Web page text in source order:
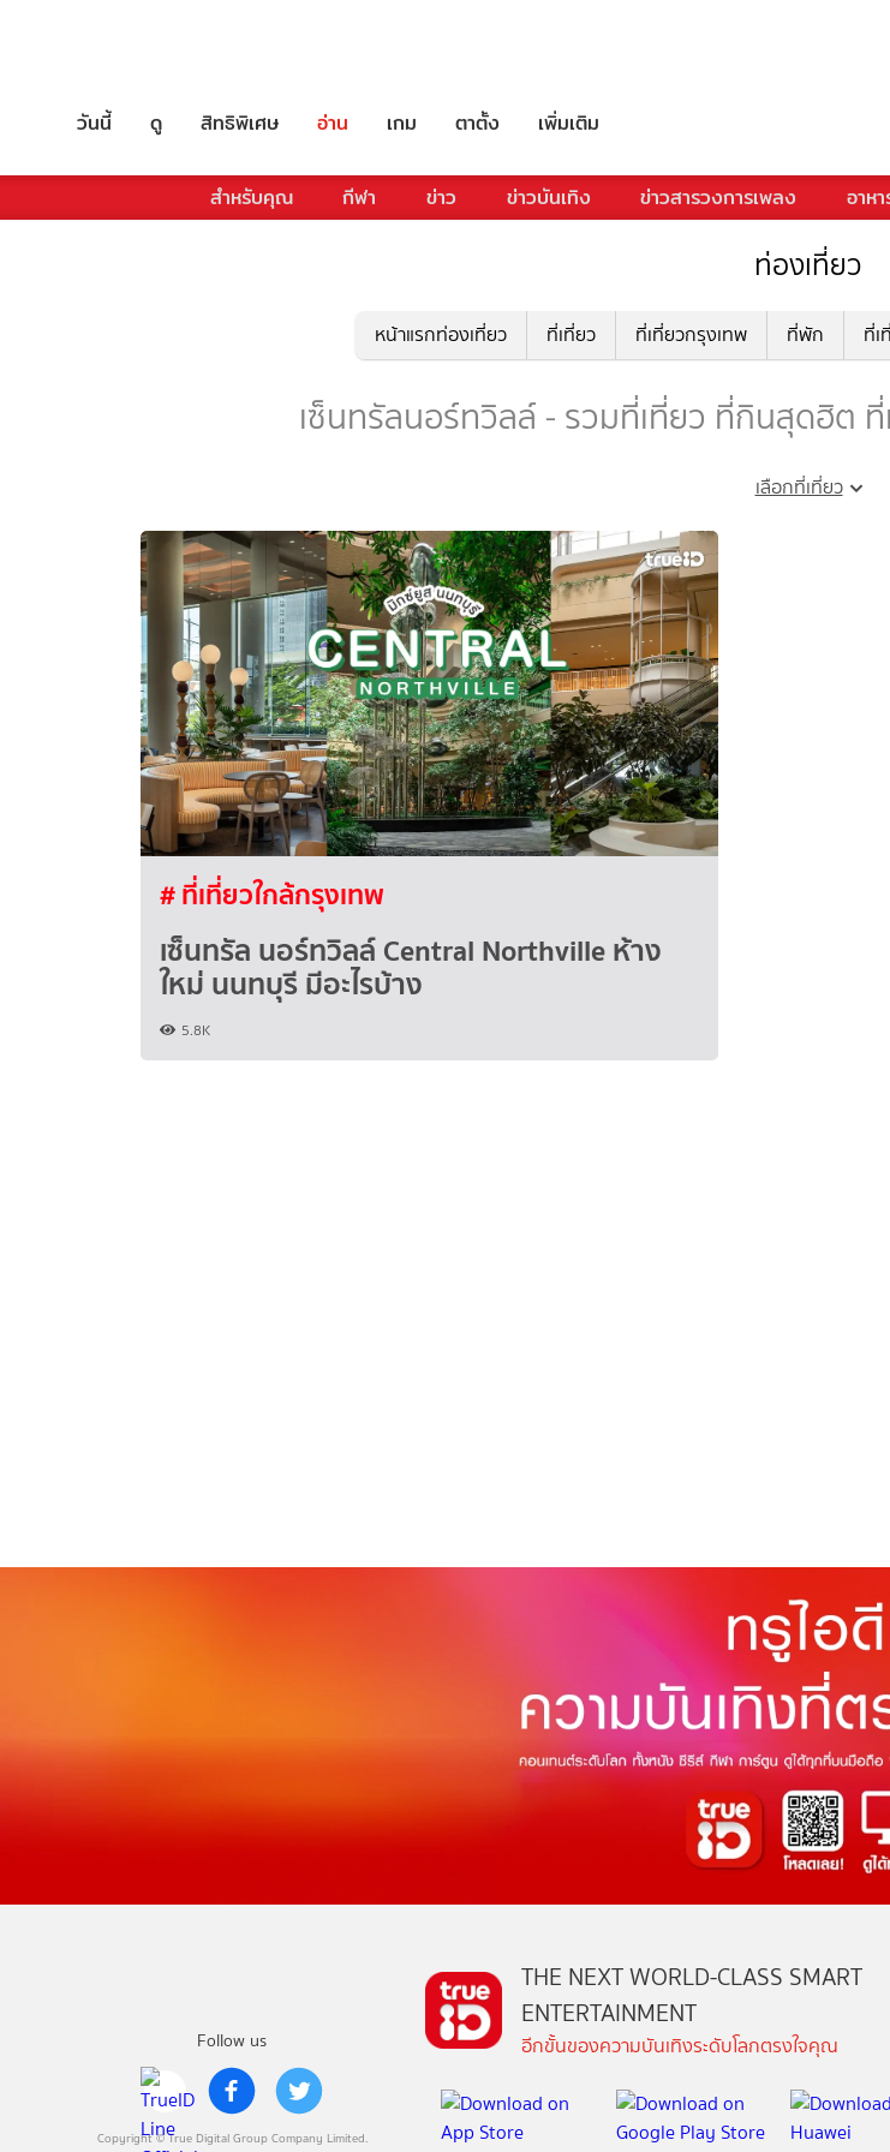
วันนี้ ดู สิทธิพิเศษ อ่าน เกม ตาตั้ง เพิ่มเติม
สำหรับคุณ กีฬา ข่าว ข่าวบันเทิง ข่าวสารวงการเพลง อาห
ท่องเที่ยว
หน้าแรกท่องเที่ยว ที่เที่ยว ที่เที่ยวกรุงเทพ ที่พัก ที่เ
เซ็นทรัลนอร์ทวิลล์ - รวมที่เที่ยว ที่กินสุดฮิต
เลือกที่เที่ยว
# ที่เที่ยวใกล้กรุงเทพ
เซ็นทรัล นอร์ทวิลล์ Central Northville ห้าง
ใหม่ นนทบุรี มีอะไรบ้าง
5.8K
Follow us
Copyright © True Digital Group Company Limited.
THE NEXT WORLD-CLASS SMART
ENTERTAINMENT
อีกขั้นของความบันเทิงระดับโลกตรงใจคุณ